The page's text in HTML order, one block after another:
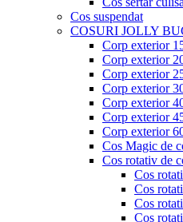
Cos suspendat
COSURI JOLLY
Corp exterior
Corp exterior
Corp exterior
Corp exterior
Corp exterior
Corp exterior
Corp exterior
Cos Magic de
Cos rotativ de
Cos
Cos
Cos
Cos